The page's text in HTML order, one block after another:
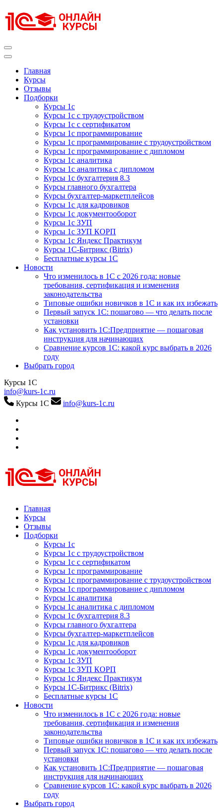
к
содержимому
Главная
Курсы
Отзывы
Подборки
Курсы 1с
Курсы 1с с трудоустройством
Курсы 1с с сертификатом
Курсы 1с программирование
Курсы 1с программирование с трудоустройством
Курсы 1с программирование с дипломом
Курсы 1с аналитика
Курсы 1с аналитика с дипломом
Курсы 1с бухгалтерия 8.3
Курсы главного бухгалтера
Курсы бухгалтер-маркетплейсов
Курсы 1с для кадровиков
Курсы 1с документооборот
Курсы 1с ЗУП
Курсы 1с ЗУП КОРП
Курсы 1с Яндекс Практикум
Курсы 1С-Битрикс (Bitrix)
Бесплатные курсы 1С
Новости
Что изменилось в 1С с 2026 года: новые
требования, сертификация и изменения
законодательства
Типовые ошибки новичков в 1С и как их избежать
Первый запуск 1С: пошагово — что делать после
установки
Как установить 1С:Предприятие — пошаговая
инструкция для начинающих
Сравнение курсов 1С: какой курс выбрать в 2026
году
Выбрать город
Курсы 1С
info@kurs-1c.ru
Курсы 1С
info@kurs-1c.ru
Курсы 1С
Курсы 1С официальная сертификация
Главная
Курсы
Отзывы
Подборки
Курсы 1с
Курсы 1с с трудоустройством
Курсы 1с с сертификатом
Курсы 1с программирование
Курсы 1с программирование с трудоустройством
Курсы 1с программирование с дипломом
Курсы 1с аналитика
Курсы 1с аналитика с дипломом
Курсы 1с бухгалтерия 8.3
Курсы главного бухгалтера
Курсы бухгалтер-маркетплейсов
Курсы 1с для кадровиков
Курсы 1с документооборот
Курсы 1с ЗУП
Курсы 1с ЗУП КОРП
Курсы 1с Яндекс Практикум
Курсы 1С-Битрикс (Bitrix)
Бесплатные курсы 1С
Новости
Что изменилось в 1С с 2026 года: новые
требования, сертификация и изменения
законодательства
Типовые ошибки новичков в 1С и как их избежать
Первый запуск 1С: пошагово — что делать после
установки
Как установить 1С:Предприятие — пошаговая
инструкция для начинающих
Сравнение курсов 1С: какой курс выбрать в 2026
году
Выбрать город